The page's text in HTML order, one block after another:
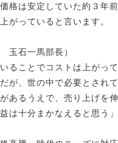
格は安定していた約３年
がっていると言います。
玉石一馬部長）
ることでコストは上がっ
が、世の中で必要とされ
あるうえで、売り上げを
は十分まかなえると思う」